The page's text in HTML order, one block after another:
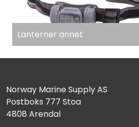
Lanterner annet
Norway Marine Supply AS
Postboks 777 Stoa
4808 Arendal